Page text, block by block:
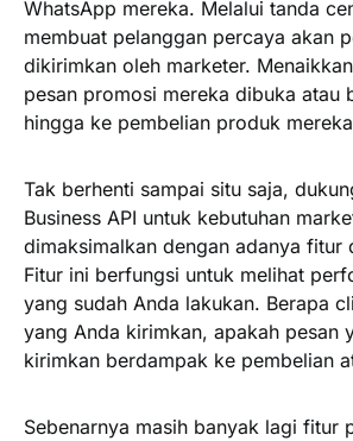
WhatsApp mereka. Melalui tanda
membuat pelanggan percaya akan
dikirimkan oleh marketer.
pesan promosi mereka dibuka atau
hingga ke pembelian produk
Tak berhenti sampai situ saja,
Business API untuk kebutuhan
dimaksimalkan dengan adanya fitur
Fitur ini berfungsi untuk melihat
yang sudah Anda lakukan. Berapa
yang Anda kirimkan, apakah pesan
kirimkan berdampak ke pembelian
Sebenarnya masih banyak lagi fitur